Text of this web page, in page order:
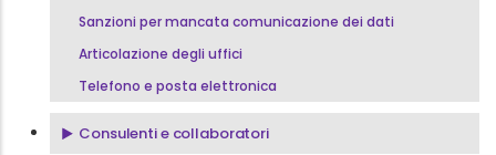
Sanzioni per mancata comunicazione dei dati
Articolazione degli uffici
Telefono e posta elettronica
Consulenti e collaboratori